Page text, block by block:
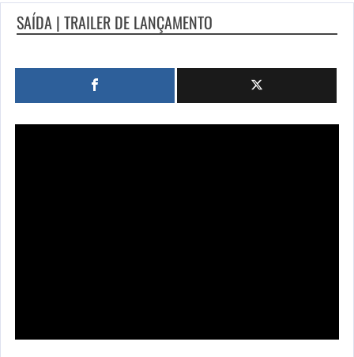
SAÍDA | TRAILER DE LANÇAMENTO